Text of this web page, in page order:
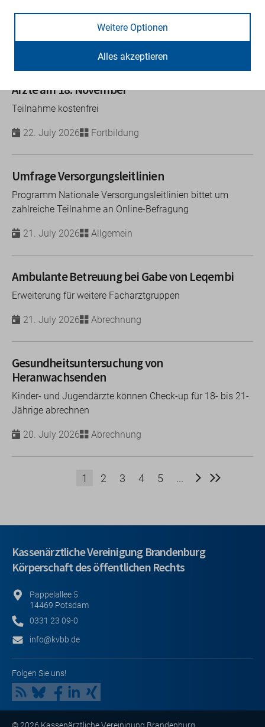
Abrechnung Verordnungen
KVBB-Thementag für angestellte Ärztinnen und
Ärzte am 18. November
Teilnahme kostenfrei
22. July 2026 Fortbildung
Umfrage Versorgungsleitlinien
Programm Nationale Versorgungsleitlinien bittet um
zahlreiche Teilnahme an Online-Befragung
21. July 2026 Allgemein
Ambulante Betreuung bei Gabe von Leqembi
Erweiterung für weitere Facharztgruppen
21. July 2026 Abrechnung
Gesundheitsuntersuchung von
Heranwachsenden
Kinder- und Jugendärzte können Check-up für 18- bis 21-
Jährige abrechnen
20. July 2026 Abrechnung
1 2 3 4 5 ...
Nächste
Letzte
Kassenärztliche Vereinigung Brandenburg
Körperschaft des öffentlichen Rechts
Pappelallee 5
14469 Potsdam
0331 23 09-0
info@kvbb.de
Folgen Sie uns!
Weitere Optionen
Alles akzeptieren